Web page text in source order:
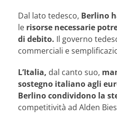
Dal lato tedesco, Berlino
le risorse necessarie
di debito. Il governo
commerciali e
L’Italia, dal canto suo,
sostegno italiano agli
Berlino condividono la
competitività ad Alden